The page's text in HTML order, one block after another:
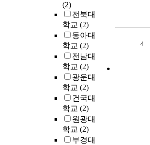
(2)
전북대
학교 (2)
동아대
학교 (2)
전남대
학교 (2)
광운대
학교 (2)
건국대
학교 (2)
원광대
학교 (2)
부경대
4